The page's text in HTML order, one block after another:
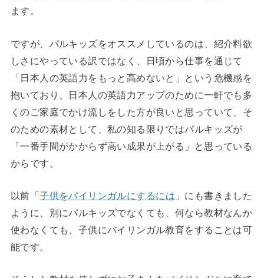
ます。
ですが、パルキッズをオススメしているのは、紹介料欲
しさにやっている訳ではなく、日頃から仕事を通じて
「日本人の英語力をもっと高めないと」という危機感を
抱いており、日本人の英語力アップのために一軒でも多
くのご家庭でかけ流しをした方が良いと思っていて、そ
のための素材として、私の知る限りではパルキッズが
「一番手間がかからず高い成果が上がる」と思っている
からです。
以前「子供をバイリンガルにするには 」にも書きました
ように、別にパルキッズでなくても、何なら教材なんか
使わなくても、子供にバイリンガル教育をすることは可
能です。